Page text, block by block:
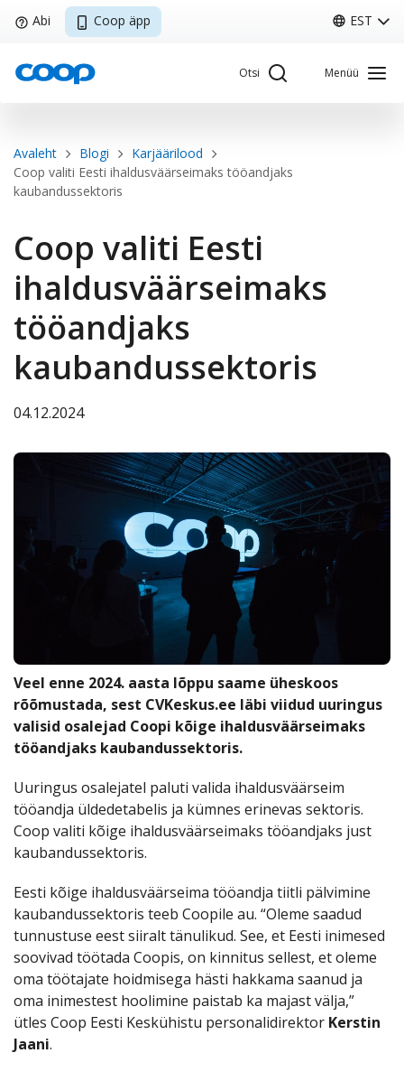
edasi
juurde
Abi Coop äpp EST
Otsi Menüü
Sisene Kliendiportaali
EST Kliendikaart
Kauplused
Breadcrumb
Avaleht Blogi
Karjäärilood
Coop valiti Eesti ihaldusväärseimaks tööandjaks
kaubandussektoris
Coop valiti Eesti
ihaldusväärseimaks
tööandjaks
kaubandussektoris
04.12.2024
Veel enne 2024. aasta lõppu saame üheskoos
rõõmustada, sest CVKeskus.ee läbi viidud uuringus
valisid osalejad Coopi kõige ihaldusväärseimaks
tööandjaks kaubandussektoris.
Uuringus osalejatel paluti valida ihaldusväärseim
tööandja üldedetabelis ja kümnes erinevas sektoris.
Coop valiti kõige ihaldusväärseimaks tööandjaks just
kaubandussektoris.
Eesti kõige ihaldusväärseima tööandja tiitli pälvimine
kaubandussektoris teeb Coopile au. “Oleme saadud
tunnustuse eest siiralt tänulikud. See, et Eesti inimesed
soovivad töötada Coopis, on kinnitus sellest, et oleme
oma töötajate hoidmisega hästi hakkama saanud ja
oma inimestest hoolimine paistab ka majast välja,”
ütles Coop Eesti Keskühistu personalidirektor Kerstin
Jaani.